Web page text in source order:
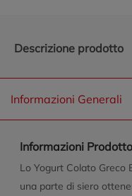
Descrizione prodotto
Informazioni Generali
Informazioni Prodotto
Lo Yogurt Colato Greco
una parte di siero